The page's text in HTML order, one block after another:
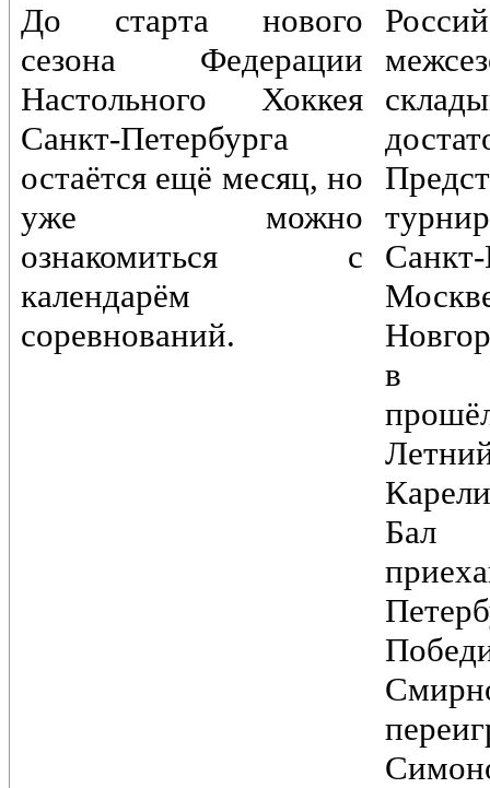
До старта нового
сезона Федерации
Настольного Хоккея
Санкт-Петербурга
остаётся ещё месяц, но
уже можно
ознакомиться с
календарём
соревнований.
в